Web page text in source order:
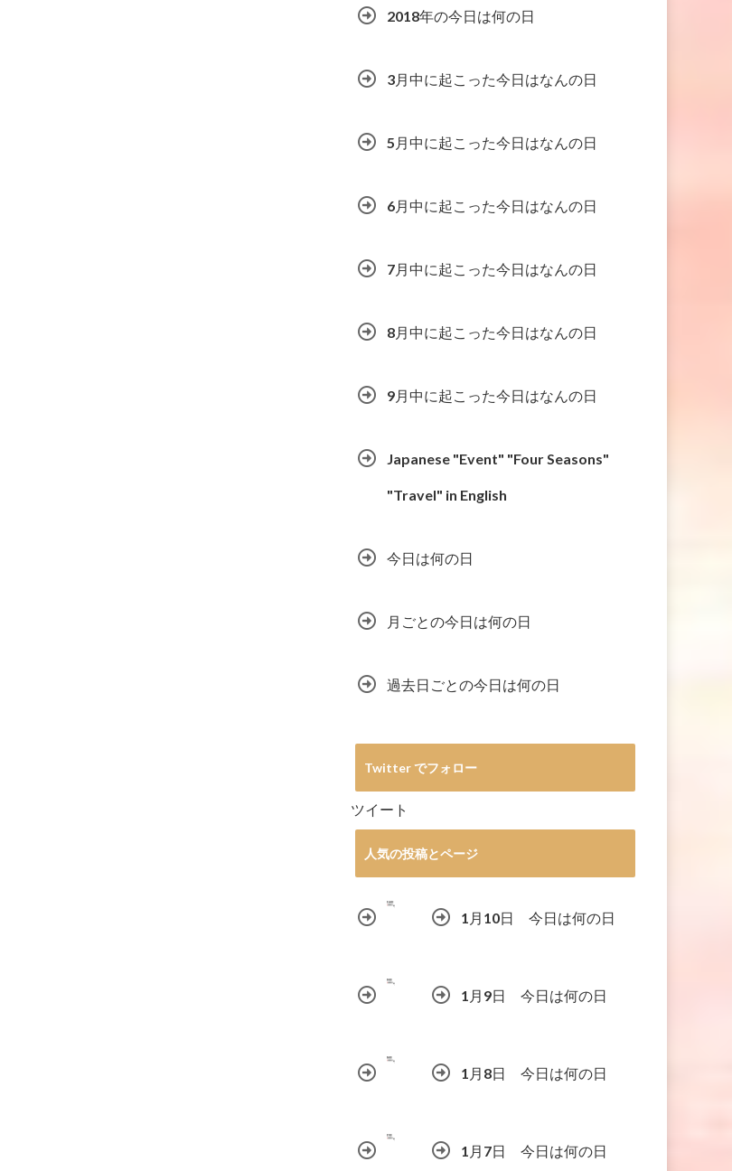
2018年の今日は何の日
3月中に起こった今日はなんの日
5月中に起こった今日はなんの日
6月中に起こった今日はなんの日
7月中に起こった今日はなんの日
8月中に起こった今日はなんの日
9月中に起こった今日はなんの日
Japanese "Event" "Four Seasons"
"Travel" in English
今日は何の日
月ごとの今日は何の日
過去日ごとの今日は何の日
Twitter でフォロー
ツイート
人気の投稿とページ
1月10日 今日は何の日
1月9日 今日は何の日
1月8日 今日は何の日
1月7日 今日は何の日